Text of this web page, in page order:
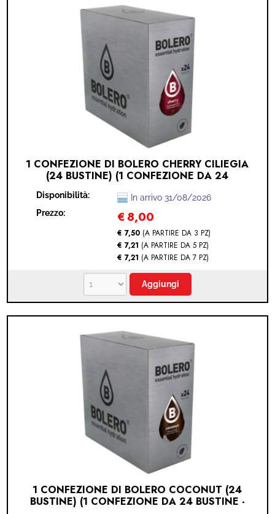
1 CONFEZIONE DI BOLERO CHERRY CILIEGIA
(24 BUSTINE) (1 CONFEZIONE DA 24
Disponibilità:
In arrivo 31/08/2026
Prezzo:
€ 8,00
€ 7,50 (A PARTIRE DA 3 PZ)
€ 7,21 (A PARTIRE DA 5 PZ)
€ 7,21 (A PARTIRE DA 7 PZ)
1 CONFEZIONE DI BOLERO COCONUT (24
BUSTINE) (1 CONFEZIONE DA 24 BUSTINE -